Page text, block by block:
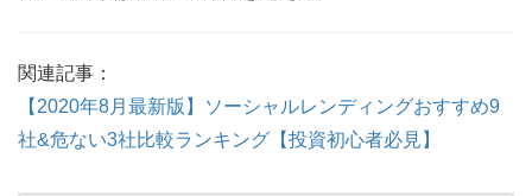
関連記事：
【2020年8月最新版】ソーシャルレンディングおすすめ9
社&危ない3社比較ランキング【投資初心者必見】